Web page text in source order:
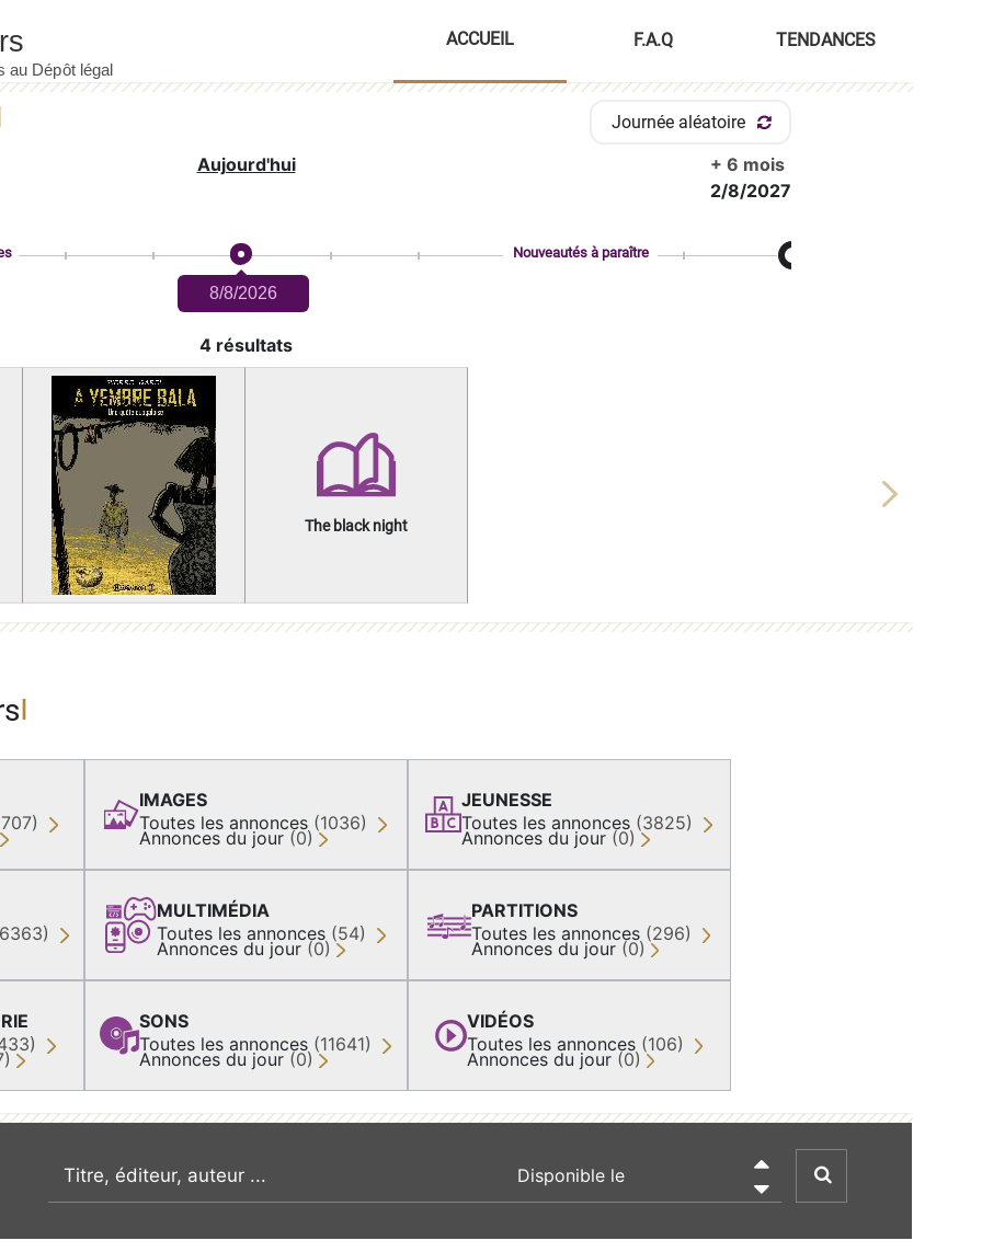
ACCUEIL F.A.Q TENDANCES
Journée aléatoire
Aujourd'hui
+ 6 mois
2/8/2027
8/8/2026
Nouveautés à paraître
4 résultats
The black night
Next
IMAGES
Toutes les annonces (1036)
Annonces du jour (0)
MULTIMÉDIA
Toutes les annonces (54)
Annonces du jour (0)
SONS
Toutes les annonces (11641)
Annonces du jour (0)
JEUNESSE
Toutes les annonces (3825)
Annonces du jour (0)
PARTITIONS
Toutes les annonces (296)
Annonces du jour (0)
VIDÉOS
Toutes les annonces (106)
Annonces du jour (0)
recherche par mot clé
